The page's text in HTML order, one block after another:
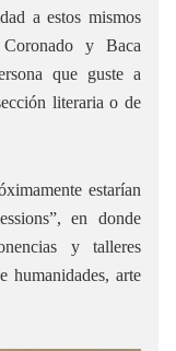
a estos mismos
y Baca
que guste a
literaria o de
estarían
en donde
y talleres
humanidades, arte